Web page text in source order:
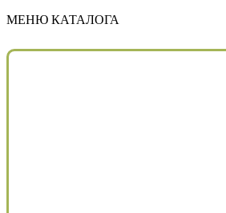
МЕНЮ КАТАЛОГА